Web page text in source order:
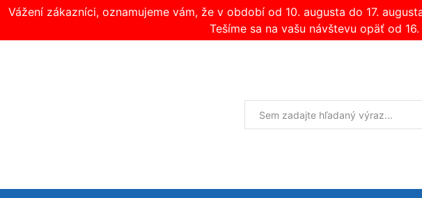
Vážení zákazníci, oznamujeme vám, že v období od 10. augusta do 17.
Tešíme sa na vašu návštevu opäť od